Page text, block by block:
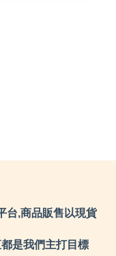
台,商品販售以現貨
是我們主打目標